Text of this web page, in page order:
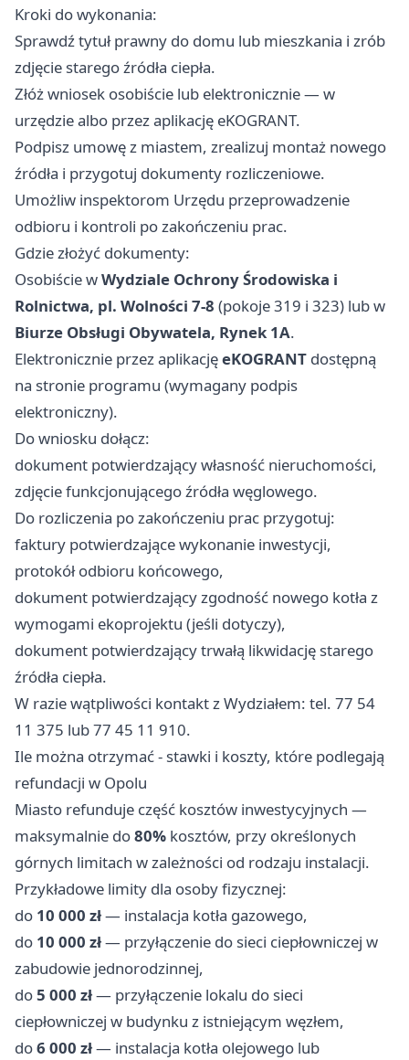
Kroki do wykonania:
Sprawdź tytuł prawny do domu lub mieszkania i zrób
zdjęcie starego źródła ciepła.
Złóż wniosek osobiście lub elektronicznie — w
urzędzie albo przez aplikację eKOGRANT.
Podpisz umowę z miastem, zrealizuj montaż nowego
źródła i przygotuj dokumenty rozliczeniowe.
Umożliw inspektorom Urzędu przeprowadzenie
odbioru i kontroli po zakończeniu prac.
Gdzie złożyć dokumenty:
Osobiście wWydziale Ochrony Środowiska i
Rolnictwa, pl. Wolności 7-8 (pokoje 319 i 323) lub w
Biurze Obsługi Obywatela, Rynek 1A.
Elektronicznie przez aplikacjęeKOGRANT dostępną
na stronie programu (wymagany podpis
elektroniczny).
Do wniosku dołącz:
dokument potwierdzający własność nieruchomości,
zdjęcie funkcjonującego źródła węglowego.
Do rozliczenia po zakończeniu prac przygotuj:
faktury potwierdzające wykonanie inwestycji,
protokół odbioru końcowego,
dokument potwierdzający zgodność nowego kotła z
wymogami ekoprojektu (jeśli dotyczy),
dokument potwierdzający trwałą likwidację starego
źródła ciepła.
W razie wątpliwości kontakt z Wydziałem: tel. 77 54
11 375 lub 77 45 11 910.
Ile można otrzymać - stawki i koszty, które podlegają
refundacji w Opolu
Miasto refunduje część kosztów inwestycyjnych —
maksymalnie do80% kosztów, przy określonych
górnych limitach w zależności od rodzaju instalacji.
Przykładowe limity dla osoby fizycznej:
do 10 000 zł— instalacja kotła gazowego,
do 10 000 zł— przyłączenie do sieci ciepłowniczej w
zabudowie jednorodzinnej,
do5 000 zł— przyłączenie lokalu do sieci
ciepłowniczej w budynku z istniejącym węzłem,
do6 000 zł— instalacja kotła olejowego lub